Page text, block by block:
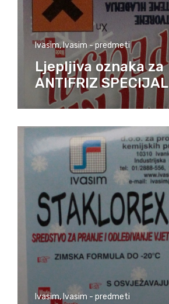
Ivasim,Ivasim - predmeti
Ljepljiva oznaka za
ANTIFRIZ SPECIJAL
Ivasim, Ivasim - predmeti